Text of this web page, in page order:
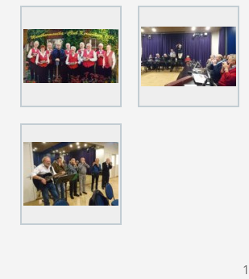
1